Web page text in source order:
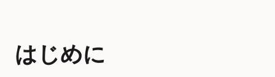
はじめに